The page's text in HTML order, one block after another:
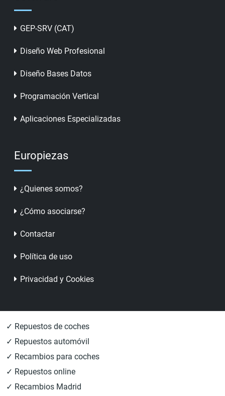
GEP-SRV (CAT)
Diseño Web Profesional
Diseño Bases Datos
Programación Vertical
Aplicaciones Especializadas
Europiezas
¿Quienes somos?
¿Cómo asociarse?
Contactar
Política de uso
Privacidad y Cookies
✓ Repuestos de coches
✓ Repuestos automóvil
✓ Recambios para coches
✓ Repuestos online
✓ Recambios Madrid